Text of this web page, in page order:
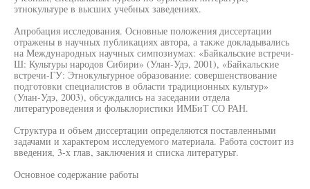
этнокультуре в высших учебных заведениях.
Апробация исследования. Основные положения диссертации
отражены в научных публикациях автора, а также докладывались
на Международных научных симпозиумах: «Байкальские встречи-
Ш: Культуры народов Сибири» (Улан-Удэ, 2001), «Байкальские
встречи-ГУ: Этнокультурное образование: совершенствование
подготовки специалистов в области традиционных культур»
(Улан-Удэ, 2003), обсуждались на заседании отдела
литературоведения и фольклористики ИМБиТ СО РАН.
Структура и объем диссертации определяются поставленными
задачами и характером исследуемого материала. Работа состоит из
введения, 3-х глав, заключения и списка литературьт.
Основное содержание работы